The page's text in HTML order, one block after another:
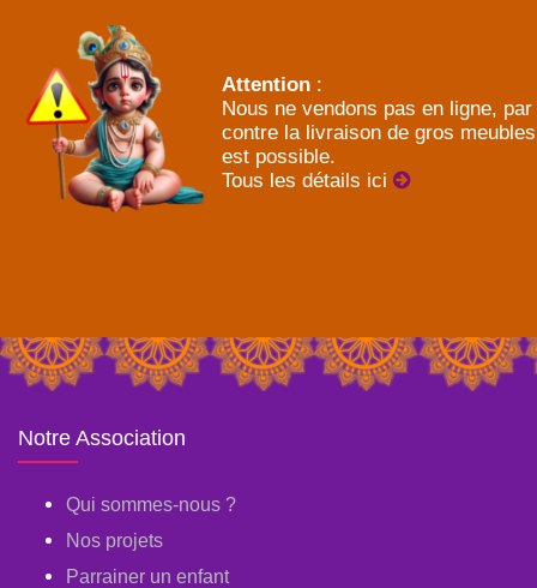
Attention :
Nous ne vendons pas en ligne, par
contre la livraison de gros meubles
est possible.
Tous les détails ici
Notre Association
Qui sommes-nous ?
Nos projets
Parrainer un enfant